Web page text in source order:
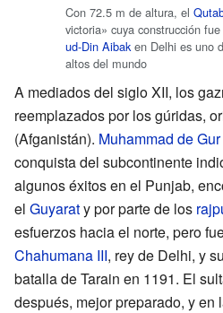
Con 72.5 m de altura, el
victoria» cuya construcción
ud-Din Aibaken Delhi es uno
altos del mundo
A mediados del siglo XII, los
reemplazados por los gúridas,
(Afganistán). Muhammad de Gur
conquista del subcontinente
algunos éxitos en el Punjab,
el Guyaraty por parte de los
esfuerzos hacia el norte, pero
Chahumana III, rey de Delhi, y
batalla de Tarain en 1191. El
después, mejor preparado, y en